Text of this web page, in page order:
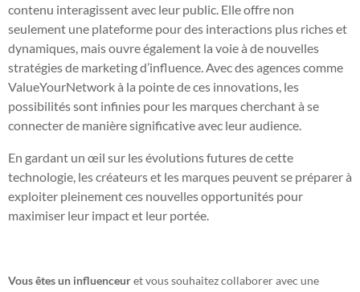
contenu interagissent avec leur public. Elle offre non
seulement une plateforme pour des interactions plus riches et
dynamiques, mais ouvre également la voie à de nouvelles
stratégies de marketing d’influence. Avec des agences comme
ValueYourNetwork à la pointe de ces innovations, les
possibilités sont infinies pour les marques cherchant à se
connecter de manière significative avec leur audience.
En gardant un œil sur les évolutions futures de cette
technologie, les créateurs et les marques peuvent se préparer à
exploiter pleinement ces nouvelles opportunités pour
maximiser leur impact et leur portée.
Vous êtes un influenceuret vous souhaitez collaborer avec une